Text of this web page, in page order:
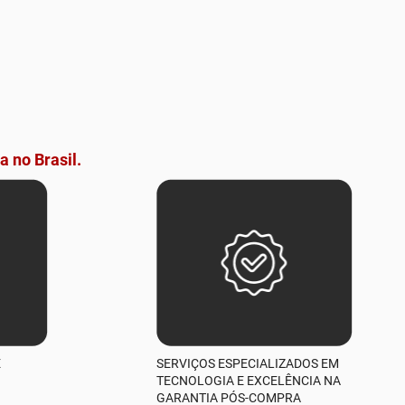
no Brasil.
SERVIÇOS ESPECIALIZADOS EM
TECNOLOGIA E EXCELÊNCIA NA
GARANTIA PÓS-COMPRA